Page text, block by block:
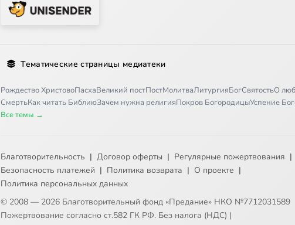
Тематические страницы медиатеки
Рождество ХристовоПасхаВеликий постПостМолитваЛитургияБогСвятостьО
СмертьКак читать БиблиюЗачем нужна религияПокров БогородицыУспение
Все темы →
Благотворительность | Договор оферты | Регулярные пожертвования |
Безопасность платежей | Политика возврата | О проекте |
Политика персональных данных
© 2008 — 2026 Благотворительный фонд «Предание» НКО №7712031589
Пожертвование согласно ст.582 ГК РФ. Без налога (НДС) |